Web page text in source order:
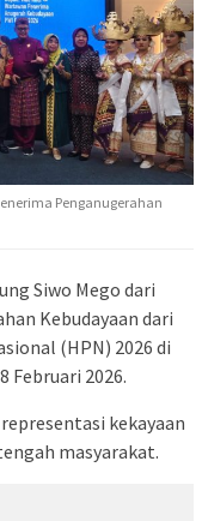
Penganugerahan
Siwo Mego dari
Kebudayaan dari
(HPN) 2026 di
Februari 2026.
kekayaan
masyarakat.